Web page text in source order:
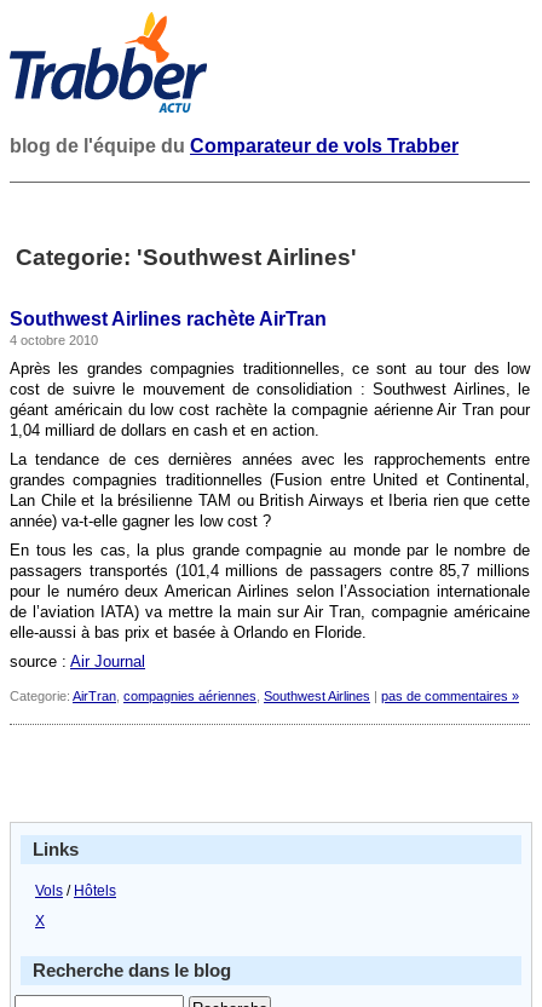
blog de l'équipe du Comparateur de vols Trabber
Categorie: 'Southwest Airlines'
Southwest Airlines rachète AirTran
4 octobre 2010
Après les grandes compagnies traditionnelles, ce sont au tour des low
cost de suivre le mouvement de consolidiation : Southwest Airlines, le
géant américain du low cost rachète la compagnie aérienne Air Tran pour
1,04 milliard de dollars en cash et en action.
La tendance de ces dernières années avec les rapprochements entre
grandes compagnies traditionnelles (Fusion entre United et Continental,
Lan Chile et la brésilienne TAM ou British Airways et Iberia rien que cette
année) va-t-elle gagner les low cost ?
En tous les cas, la plus grande compagnie au monde par le nombre de
passagers transportés (101,4 millions de passagers contre 85,7 millions
pour le numéro deux American Airlines selon l’Association internationale
de l’aviation IATA) va mettre la main sur Air Tran, compagnie américaine
elle-aussi à bas prix et basée à Orlando en Floride.
source : Air Journal
Categorie: AirTran compagnies aériennes Southwest Airlines | pas de commentaires »
Links
Vols / Hôtels
X
Recherche dans le blog